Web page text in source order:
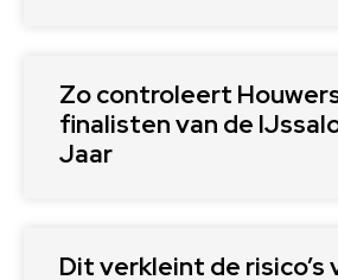
Zo controleert
finalisten van de
Jaar
Dit verkleint de risico’s